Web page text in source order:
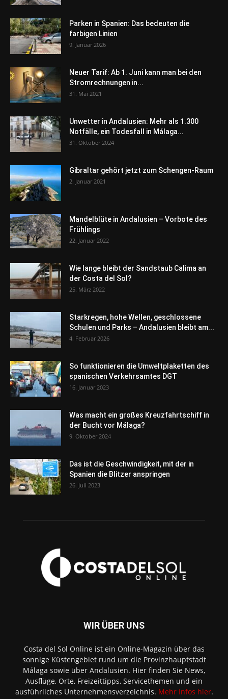
Parken in Spanien: Das bedeuten die
farbigen Linien
9. Januar 2026
Neuer Tarif: Ab 1. Juni kann man bei den
Stromrechnungen in...
31. Mai 2021
Unwetter in Andalusien: Mehr als 1.300
Notfälle, ein Todesfall in Málaga...
31. Oktober 2024
Gibraltar gehört jetzt zum Schengen-Raum
2. Januar 2021
Mandelblüte in Andalusien – Vorbote des
Frühlings
22. Januar 2022
Wie lange bleibt der Sandstaub Calima an
der Costa del Sol?
25. März 2022
Starkregen, hohe Wellen, geschlossene
Schulen und Parks – Andalusien bleibt am...
4. Februar 2026
So funktionieren die Umweltplaketten des
spanischen Verkehrsamtes DGT
16. Januar 2023
Was macht ein großes Kreuzfahrtschiff in
der Bucht vor Málaga?
9. Oktober 2024
Das ist die Geschwindigkeit, mit der in
Spanien die Blitzer anspringen
26. Juli 2023
WIR ÜBER UNS
Costa del Sol Online ist ein Online-Magazin über das
sonnige Küstengebiet rund um die Provinzhauptstadt
Málaga sowie über Andalusien. Hier finden Sie News,
Ausflüge, Orte, Freizeittipps, Servicethemen und ein
ausführliches Unternehmensverzeichnis. Mehr Infos hier.